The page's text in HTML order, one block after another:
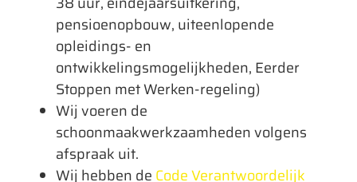
pensioenopbouw, uiteenlopende
opleidings- en
ontwikkelingsmogelijkheden, Eerder
Stoppen met Werken-regeling)
Wij voeren de
schoonmaakwerkzaamheden volgens
afspraak uit.
Wij hebben de Code Verantwoordelijk